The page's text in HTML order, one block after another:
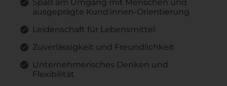
Spaß am Umgang mit Menschen und
ausgeprägte Kund:innen-Orientierung
Leidenschaft für Lebensmittel
Zuverlässigkeit und Freundlichkeit
Unternehmerisches Denken und
Flexibilität